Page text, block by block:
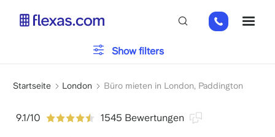
+44
(0)
Pfadnavigation
Startseite London Büro mieten in London, Paddington
9.1/10 1545 Bewertungen
Parken
Dienstleistungen
Show filters